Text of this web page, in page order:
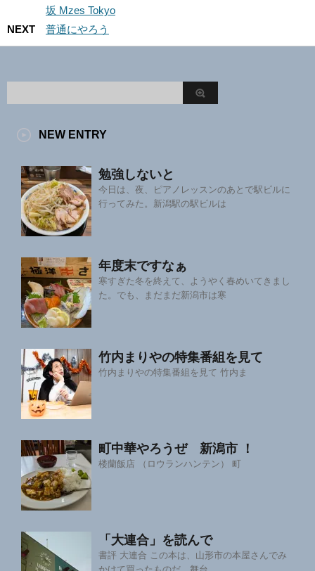
坂 Mzes Tokyo
NEXT
普通にやろう
NEW ENTRY
勉強しないと
今日は、夜、ピアノレッスンのあとで駅ビルに
行ってみた。新潟駅の駅ビルは
年度末ですなぁ
寒すぎた冬を終えて、ようやく春めいてきまし
た。でも、まだまだ新潟市は寒
竹内まりやの特集番組を見て
竹内まりやの特集番組を見て 竹内ま
町中華やろうぜ 新潟市 ！
楼蘭飯店 （ロウランハンテン） 町
「大連合」を読んで
書評 大連合 この本は、山形市の本屋さんでみ